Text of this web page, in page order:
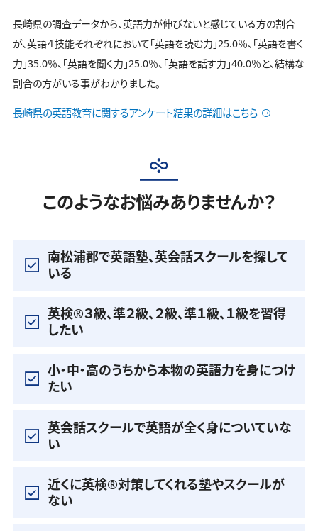
長崎県の調査データから、英語力が伸びないと感じている方の割合
が、英語４技能それぞれにおいて「英語を読む力」25.0％、「英語を書く
力」35.0％、「英語を聞く力」25.0％、「英語を話す力」40.0％と、結構な
割合の方がいる事がわかりました。
長崎県の英語教育に関するアンケート結果の詳細はこちら
このようなお悩みありませんか？
南松浦郡で英語塾、英会話スクールを探して
いる
英検®️３級、準２級、２級、準１級、１級を習得
したい
小・中・高のうちから本物の英語力を身につけ
たい
英会話スクールで英語が全く身についていな
い
近くに英検®️対策してくれる塾やスクールが
ない